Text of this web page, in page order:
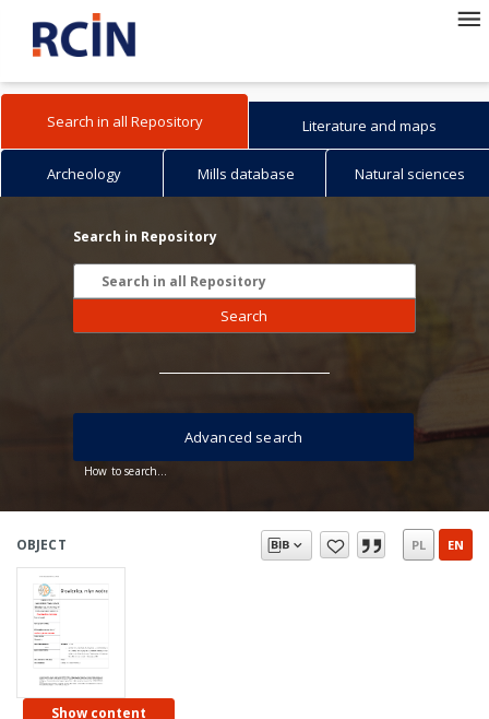
Search in all Repository Literature and maps
Archeology Mills database Natural sciences
Search in Repository
Search
How to search...
Advanced search
OBJECT PL EN
Show content